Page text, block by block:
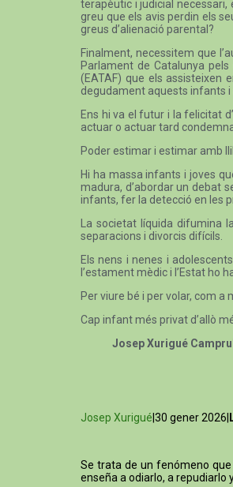
terapèutic i judicial
greu que els avis perdin els
greus d’alienació parental?
Finalment, necessitem que
Parlament de Catalunya
(EATAF) que els assisteixen
degudament aquests infants i
Ens hi va el futur i la felicitat
actuar o actuar tard
Poder estimar i estimar amb
Hi ha massa infants i joves
madura, d’abordar un debat
infants, fer la detecció en les
La societat líquida difumina
separacions i divorcis difícils.
Els nens i nenes i
l’estament mèdic i l’Estat ho
Per viure bé i per volar, com a
Cap infant més privat d’allò
Josep Xurigué
Josep Xurigué |30 gener 2026|
Se trata de un fenómeno que
enseña a odiarlo, a repudiarlo